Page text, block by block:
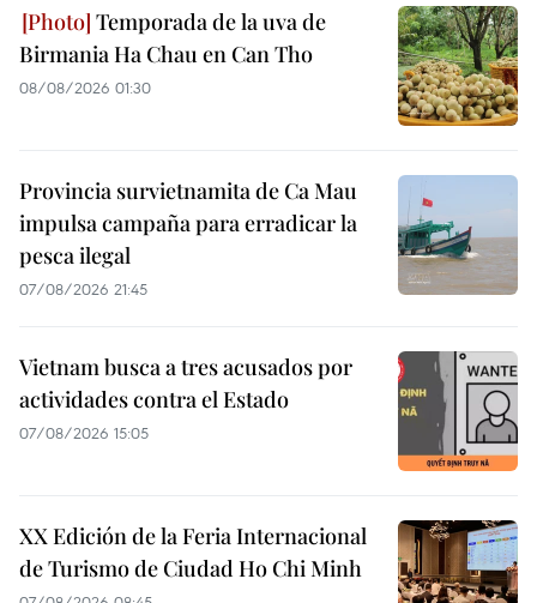
Temporada de la uva de
Birmania Ha Chau en Can Tho
08/08/2026 01:30
Provincia survietnamita de Ca Mau
impulsa campaña para erradicar la
pesca ilegal
07/08/2026 21:45
Vietnam busca a tres acusados por
actividades contra el Estado
07/08/2026 15:05
XX Edición de la Feria Internacional
de Turismo de Ciudad Ho Chi Minh